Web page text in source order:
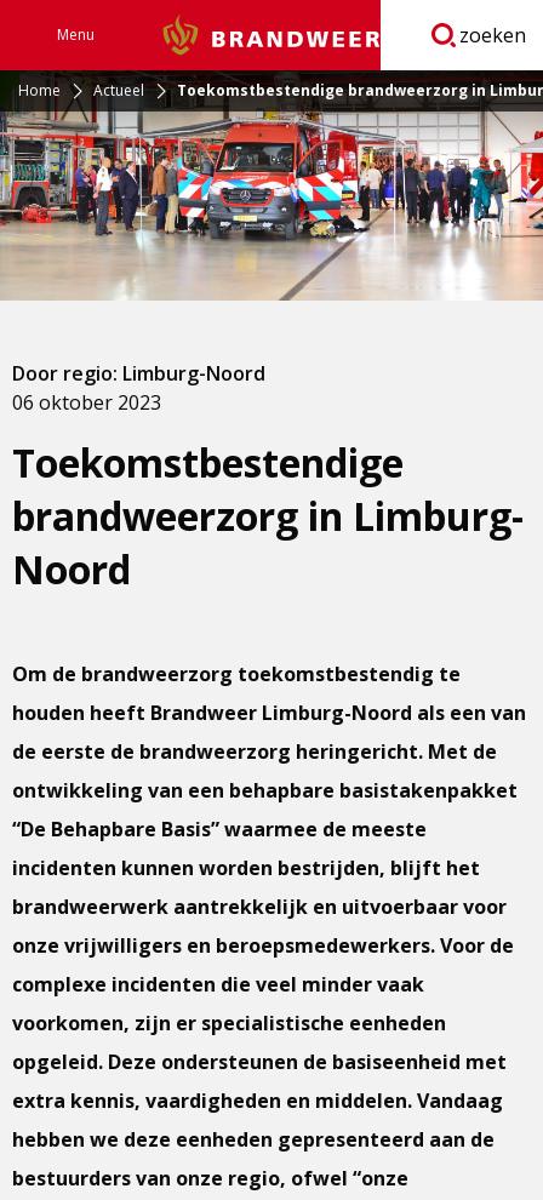
Menu Brandweer zoeken
Home Actueel Toekomstbestendige brandweerzorg in
Toekomstbestendige
brandweerzorg in Limburg-
Noord
06 oktober 2023
Door regio: Limburg-Noord
Om de brandweerzorg toekomstbestendig te
houden heeft Brandweer Limburg-Noord als een van
de eerste de brandweerzorg heringericht. Met de
ontwikkeling van een behapbare basistakenpakket
“De Behapbare Basis” waarmee de meeste
incidenten kunnen worden bestrijden, blijft het
brandweerwerk aantrekkelijk en uitvoerbaar voor
onze vrijwilligers en beroepsmedewerkers. Voor de
complexe incidenten die veel minder vaak
voorkomen, zijn er specialistische eenheden
opgeleid. Deze ondersteunen de basiseenheid met
extra kennis, vaardigheden en middelen. Vandaag
hebben we deze eenheden gepresenteerd aan de
bestuurders van onze regio, ofwel “onze